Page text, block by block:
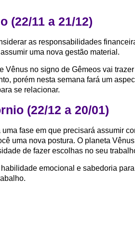
(22/11 a 21/12)
as responsabilidades
uma nova gestão material.
Vênus no signo de Gêmeos vai
porém nesta semana fará um
se relacionar.
(22/12 a 20/01)
uma fase em que precisará assumir
uma nova postura. O planeta
de fazer escolhas no seu
habilidade emocional e sabedoria